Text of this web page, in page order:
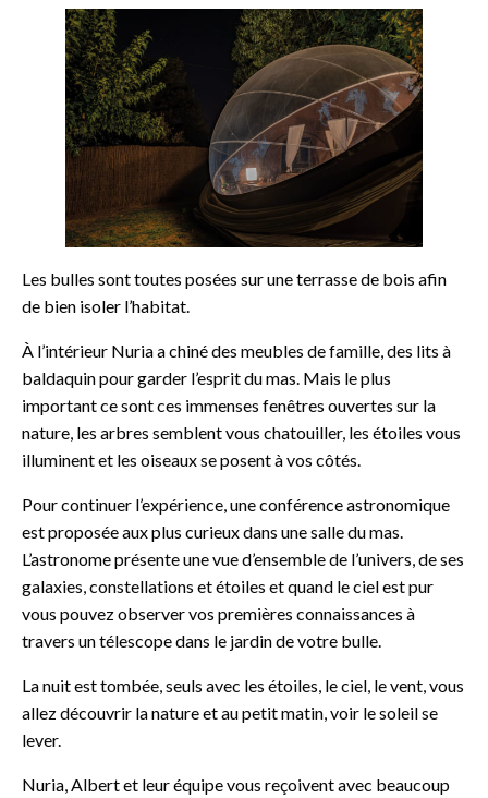
Les bulles sont toutes posées sur une terrasse de bois afin
de bien isoler l’habitat.
À l’intérieur Nuria a chiné des meubles de famille, des lits à
baldaquin pour garder l’esprit du mas. Mais le plus
important ce sont ces immenses fenêtres ouvertes sur la
nature, les arbres semblent vous chatouiller, les étoiles vous
illuminent et les oiseaux se posent à vos côtés.
Pour continuer l’expérience, une conférence astronomique
est proposée aux plus curieux dans une salle du mas.
L’astronome présente une vue d’ensemble de l’univers, de ses
galaxies, constellations et étoiles et quand le ciel est pur
vous pouvez observer vos premières connaissances à
travers un télescope dans le jardin de votre bulle.
La nuit est tombée, seuls avec les étoiles, le ciel, le vent, vous
allez découvrir la nature et au petit matin, voir le soleil se
lever.
Nuria, Albert et leur équipe vous reçoivent avec beaucoup